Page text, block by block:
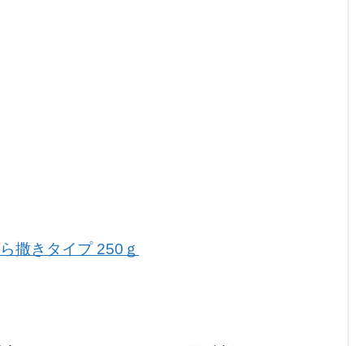
撒きタイプ 250ｇ